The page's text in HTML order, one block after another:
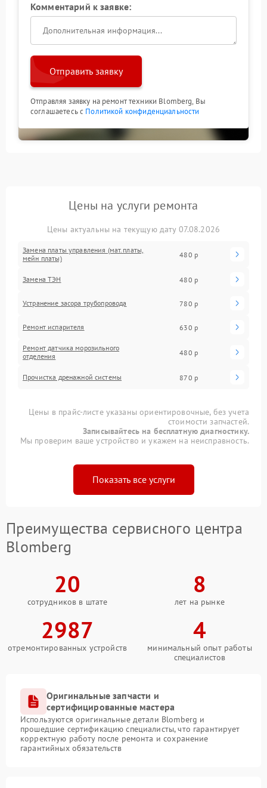
Комментарий к заявке:
Отправить заявку
Отправляя заявку на ремонт техники Blomberg, Вы
соглашаетесь с Политикой конфиденциальности
Цены на услуги ремонта
Цены актуальны на текущую дату 07.08.2026
Замена платы управления (мат.платы,
мейн платы)
480 р
Замена ТЭН 480 р
Устранение засора трубопровода 780 р
Ремонт испарителя 630 р
Ремонт датчика морозильного
отделения
480 р
Прочистка дренажной системы 870 р
Цены в прайс-листе указаны ориентировочные, без учета
стоимости запчастей.
Записывайтесь на бесплатную диагностику.
Мы проверим ваше устройство и укажем на неисправность.
Показать все услуги
Преимущества сервисного центра
Blomberg
20
сотрудников в штате
8
лет на рынке
2987
отремонтированных устройств
4
минимальный опыт работы
специалистов
Оригинальные запчасти и
сертифицированные мастера
Используются оригинальные детали Blomberg и
прошедшие сертификацию специалисты, что гарантирует
корректную работу после ремонта и сохранение
гарантийных обязательств